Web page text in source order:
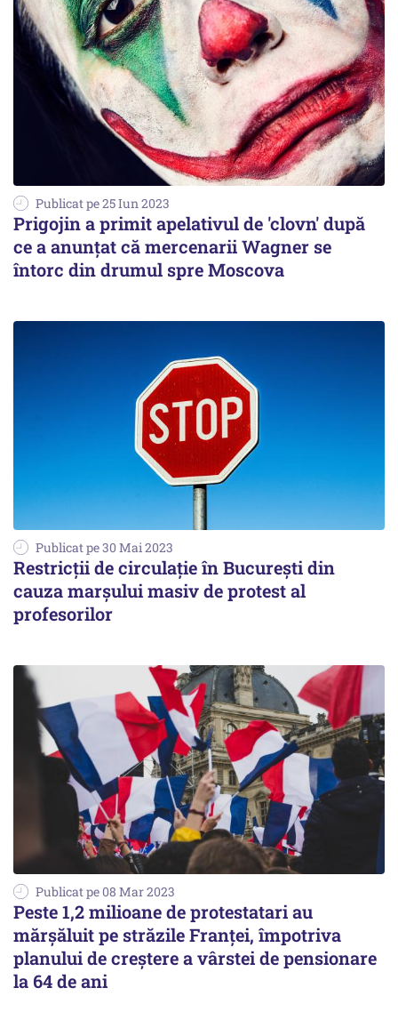
Publicat pe 25 Iun 2023
Prigojin a primit apelativul de 'clovn' după
ce a anunțat că mercenarii Wagner se
întorc din drumul spre Moscova
Publicat pe 30 Mai 2023
Restricţii de circulaţie în București din
cauza marşului masiv de protest al
profesorilor
Publicat pe 08 Mar 2023
Peste 1,2 milioane de protestatari au
mărșăluit pe străzile Franței, împotriva
planului de creștere a vârstei de pensionare
la 64 de ani